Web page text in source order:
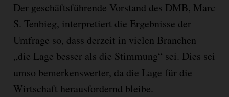
Der geschäftsführende Vorstand des DMB, Marc
S. Tenbieg, interpretiert die Ergebnisse der
Umfrage so, dass derzeit in vielen Branchen
„die Lage besser als die Stimmung“ sei. Dies sei
umso bemerkenswerter, da die Lage für die
Wirtschaft herausfordernd bleibe.